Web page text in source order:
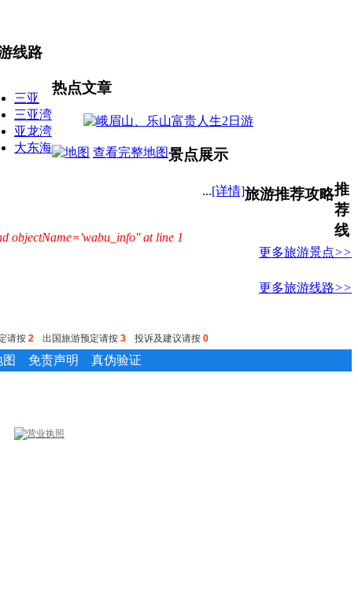
线路
三亚
三亚湾
亚龙湾
大东海
热点文章
查看完整地图
objectName='wabu_info'' at line 1
...[详情]旅游推荐攻略
景点展示
更多旅游景点>>
推
荐
线
更多旅游线路>>
请按 2 出国旅游预定请按 3 投诉及建议请按 0
免责声明 真伪验证